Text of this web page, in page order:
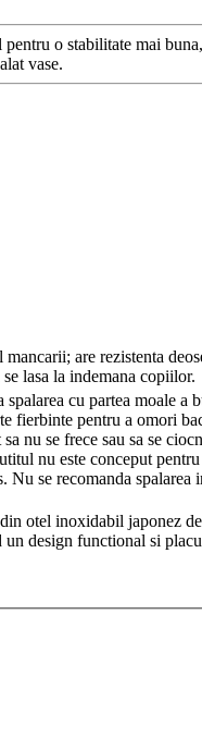
o stabilitate mai
vase.
are rezistenta
lasa la indemana copiilor.
cu partea moale a
fierbinte pentru a omori
nu se frece sau sa se
nu este conceput
se recomanda spalarea
otel inoxidabil japonez
un design functional si